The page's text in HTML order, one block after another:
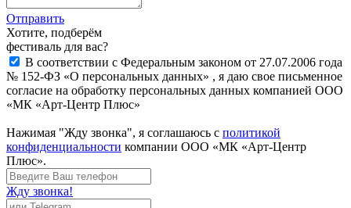
Отправить
Хотите, подберём
фестиваль для вас?
В соответствии с Федеральным законом от 27.07.2006 года
№ 152-ФЗ «О персональных данных» , я даю свое письменное
согласие на обработку персональных данных компанией ООО
«МК «Арт-Центр Плюс»
Нажимая "Жду звонка", я соглашаюсь с политикой
конфиденциальности компании ООО «МК «Арт-Центр
Плюс».
Жду звонка!